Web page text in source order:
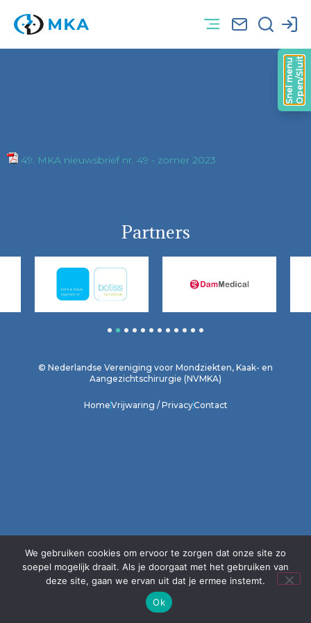
MKA nieuwsbrief nr. 49 –
49. MKA nieuwsbrief nr. 49 - zomer 2023
Partners
5 6 7 8 9 1011 12
© Nederlandse Vereniging voor Mondziekten, Kaak- en
Aangezichtschirurgie (NVMKA)
HomeVrijwaring / PrivacyContact
We gebruiken cookies om ervoor te zorgen dat onze site zo
soepel mogelijk draait. Als je doorgaat met het gebruiken van
deze site, gaan we ervan uit dat je ermee instemt.
Ok
Open/Sluit
Snel menu